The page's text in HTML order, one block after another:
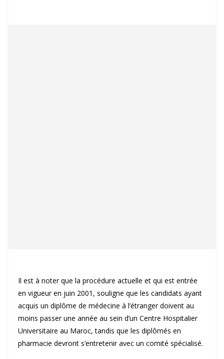
Il est à noter que la procédure actuelle et qui est entrée
en vigueur en juin 2001, souligne que les candidats ayant
acquis un diplôme de médecine à l’étranger doivent au
moins passer une année au sein d’un Centre Hospitalier
Universitaire au Maroc, tandis que les diplômés en
pharmacie devront s’entretenir avec un comité spécialisé.